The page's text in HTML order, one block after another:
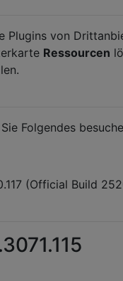
Plugins von
Ressourcen
Folgendes
(Official Build